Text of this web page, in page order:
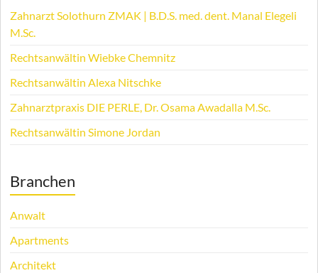
Zahnarzt Solothurn ZMAK | B.D.S. med. dent. Manal Elegeli
M.Sc.
Rechtsanwältin Wiebke Chemnitz
Rechtsanwältin Alexa Nitschke
Zahnarztpraxis DIE PERLE, Dr. Osama Awadalla M.Sc.
Rechtsanwältin Simone Jordan
Branchen
Anwalt
Apartments
Architekt